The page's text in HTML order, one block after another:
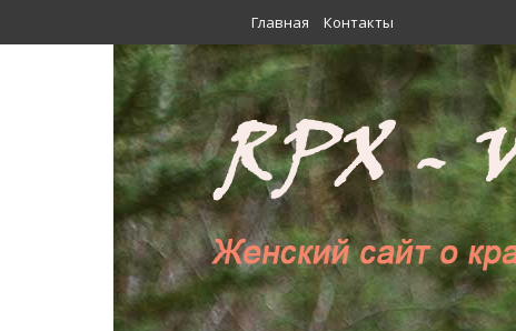
Главная Контакты